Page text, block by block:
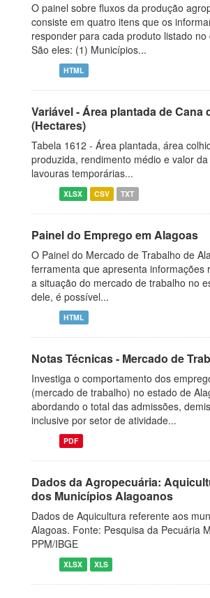
O painel sobre fluxos da produção
consiste em quatro itens que os
responder para cada produto listado no
São eles: (1) Municípios...
HTML
Variável - Área plantada de Cana
(Hectares)
Tabela 1612 - Área plantada, área
produzida, rendimento médio e valor
lavouras temporárias...
XLSX CSV TXT
Painel do Emprego em Alagoas
O Painel do Mercado de Trabalho de
ferramenta que apresenta informações
a situação do mercado de trabalho no
dele, é possível...
HTML
Notas Técnicas - Mercado de
Investiga o comportamento dos
(mercado de trabalho) no estado de
abordando o total das admissões,
inclusive por setor de atividade...
PDF
Dados da Agropecuária:
dos Municípios Alagoanos
Dados de Aquicultura referente aos
Alagoas. Fonte: Pesquisa da Pecuária
PPM/IBGE
XLSX XLS